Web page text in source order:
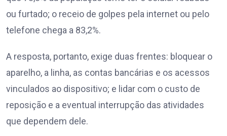
ou furtado; o receio de golpes pela internet ou pelo
telefone chega a 83,2%.
A resposta, portanto, exige duas frentes: bloquear o
aparelho, a linha, as contas bancárias e os acessos
vinculados ao dispositivo; e lidar com o custo de
reposição e a eventual interrupção das atividades
que dependem dele.